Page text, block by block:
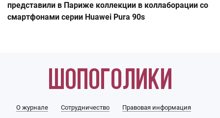
представили в Париже коллекции в коллаборации со
смартфонами серии Huawei Pura 90s
О журнале Сотрудничество Правовая информация